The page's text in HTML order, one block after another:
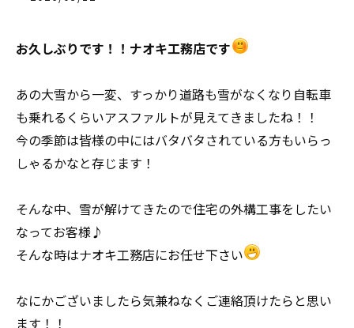
お久しぶりです！！ナオキ工務店です
あの大雪から一変、すっかり道路も雪がなくなり自転車
も乗れるくらいアスファルトが見えてきましたね！！
今の季節は皆様の中にはバタバタされている方もいらっ
しゃるかなと存じます！
そんな中、雪が解けてきたので住宅の外構工事をしたい
なってお客様♪
そんな時はナオキ工務店にお任せ下さい
なにかございましたら気兼ねなくご連絡頂けたらと思い
ます！！